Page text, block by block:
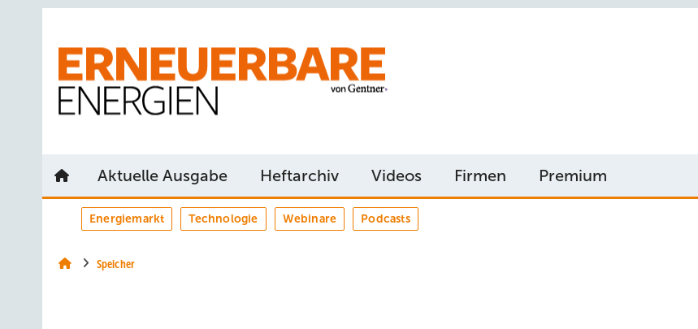
Aktuelle Ausgabe Heftarchiv Videos Firmen Premium
Energiemarkt Technologie Webinare Podcasts
Speicher